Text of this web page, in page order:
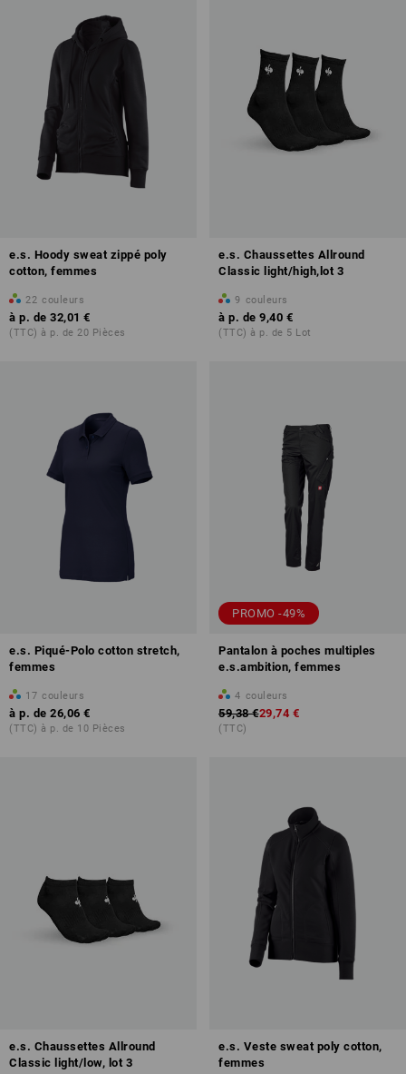
e.s. Hoody sweat zippé poly
cotton, femmes
22 couleurs
à p. de 32,01 €
(TTC) à p. de 20 Pièces
e.s. Chaussettes Allround
Classic light/high,lot 3
9 couleurs
à p. de 9,40 €
(TTC) à p. de 5 Lot
e.s. Piqué-Polo cotton stretch,
femmes
17 couleurs
à p. de 26,06 €
(TTC) à p. de 10 Pièces
PROMO -49%
Pantalon à poches multiples
e.s.ambition, femmes
4 couleurs
59,38 €29,74 €
(TTC)
e.s. Chaussettes Allround
Classic light/low, lot 3
e.s. Veste sweat poly cotton,
femmes